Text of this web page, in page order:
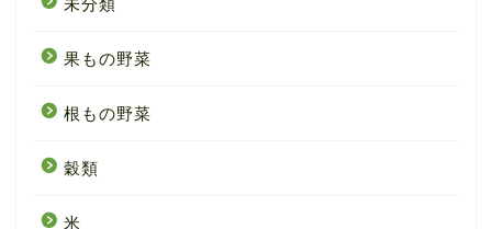
未分類
果もの野菜
根もの野菜
穀類
米